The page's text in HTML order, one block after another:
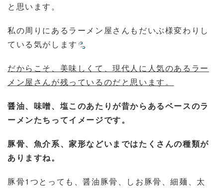
と思います。
私の周りにあるラーメン屋さんもだいぶ様変わりし
ている気がします
だからこそ、美味しくて、現代人に人気のあるラー
メン屋さんが残っているのだと思います。
醤油、味噌、塩このあたりが昔からあるベースのラ
ーメンたちってイメージです。
豚骨、魚介系、家形などいまではたくさんの種類が
ありますね。
豚骨1つとっても、醤油豚骨、しお豚骨、細麺、太